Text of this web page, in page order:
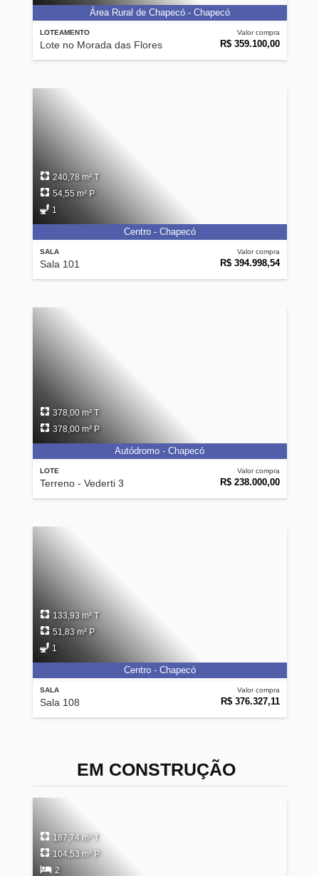
LOTEAMENTO
Lote no Morada das Flores
Valor compra
R$ 359.100,00
Área Rural de Chapecó - Chapecó
SALA
Sala 101
Valor compra
R$ 394.998,54
240,78 m² T
54,55 m² P
1
Centro - Chapecó
LOTE
Terreno - Vederti 3
Valor compra
R$ 238.000,00
378,00 m² T
378,00 m² P
Autódromo - Chapecó
SALA
Sala 108
Valor compra
R$ 376.327,11
133,93 m² T
51,83 m² P
1
Centro - Chapecó
EM CONSTRUÇÃO
187,74 m² T
104,53 m² P
2